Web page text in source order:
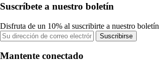
Suscríbete a nuestro boletín
Disfruta de un 10% al suscribirte a nuestro boletín
Suscribirse
Mantente conectado